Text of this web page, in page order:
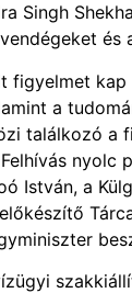
Singh
figyelmet
a
találkozó
István, a